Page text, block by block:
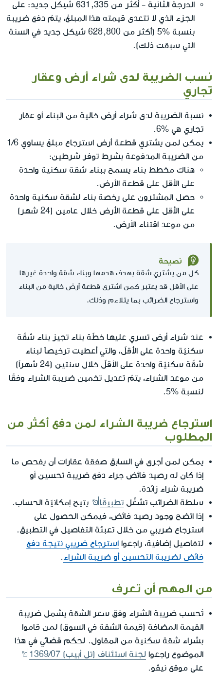
الدرجة الثانية - أكثر من 631,335 شيكل جديد
: على
الجزء الذي لا تتعدى قيمته هذا المبلغ، يتمّ دفع ضريبة
بنسبة %5 (أكثر من 628,800 شيكل جديد في السنة
التي سبقت ذلك).
نسب الضريبة لدى شراء أرض وعقار
تجاري
نسبة الضريبة لدى شراء أرض خالية من البناء أو عقار
تجاري هي %6.
يمكن لمن يشتري قطعة أرض استرجاع مبلغ يساوي 1/6
من الضريبة المدفوعة بشرط توفر شرطين:
هناك مخطط بناء يسمح ببناء شقة سكنية واحدة
على الأقل على قطعة الأرض.
حصل المشترون على رخصة بناء لشقة سكنية واحدة
على الأقل على قطعة الأرض خلال عامين (24 شهر)
من موعد اقتناء الأرض.
نصيحة
كل من يشتري شقة بهدف هدمها وبناء شقة واحدة غيرها
على الأقل قد يعتبر كمن اشترى قطعة أرض خالية من البناء
واسترجاع الضرائب بما يتلاءم وذلك.
عند شراء أرض تسري عليها خطّة بناء تجيز بناء شقّة
سكنيّة واحدة على الأقلّ، والتي أعطيت ترخيصاً لبناء
شقّة سكنيّة واحدة على الأقلّ خلال سنتين (24 شهراً)
من موعد الشراء، يتمّ تعديل تخمين ضريبة الشراء وفقًا
لنسبة %5.
استرجاع ضريبة الشراء لمن دفع أكثر من
المطلوب
يمكن لمن أجرى في السابق صفقة عقارات أن يفحص ما
إذا كان له رصيد فائض جراء دفع ضريبة تحسين أو
ضريبة شراء زائدة.
سلطة الضرائب تشغِّل تطبيقًا
يتيح إمكانيّة الحساب.
إذا اتضح وجود رصيد فائض، فيمكن الحصول على
استرجاع ضريبي من خلال تعبئة التفاصيل في التطبيق.
لتفاصيل إضافية، راجعوا استرجاع ضريبي نتيجة دفع
فائض لضريبة التحسين أو ضريبة الشراء.
من المهم أن تعرف
تُحسب ضريبة الشراء وفق سعر الشقة يشمل ضريبة
القيمة المضافة (قيمة الشقة في السوق) لمن قاموا
بشراء شقة سكنية من المقاول. لحكم قضائي في هذا
الموضوع راجعوا لجنة استئناف (تل أبيب) 1369/07
على موقع نيڤو.